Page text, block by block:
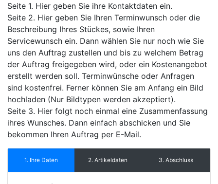
Seite 1. Hier geben Sie ihre Kontaktdaten ein.
Seite 2. Hier geben Sie Ihren Terminwunsch oder die
Beschreibung Ihres Stückes, sowie Ihren
Servicewunsch ein. Dann wählen Sie nur noch wie Sie
uns den Auftrag zustellen und bis zu welchem Betrag
der Auftrag freigegeben wird, oder ein Kostenangebot
erstellt werden soll. Terminwünsche oder Anfragen
sind kostenfrei. Ferner können Sie am Anfang ein Bild
hochladen (Nur Bildtypen werden akzeptiert).
Seite 3. Hier folgt noch einmal eine Zusammenfassung
ihres Wunsches. Dann einfach abschicken und Sie
bekommen Ihren Auftrag per E-Mail.
1. Ihre Daten 2. Artikeldaten 3. Abschluss